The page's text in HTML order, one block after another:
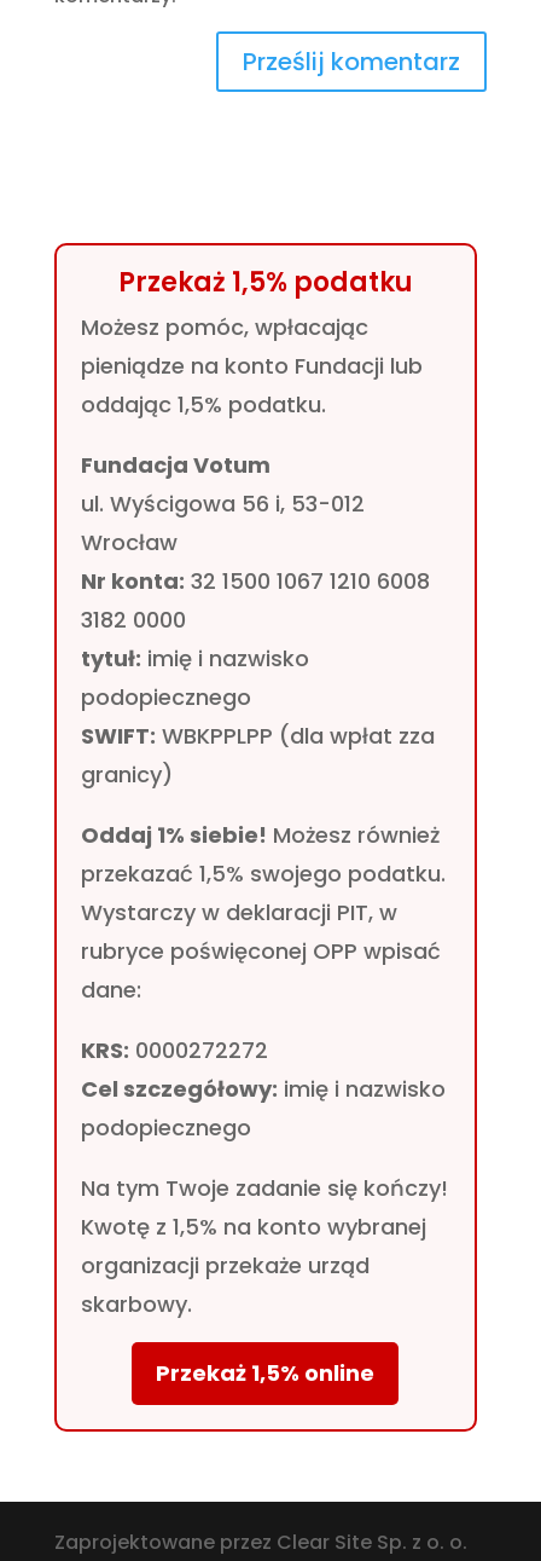
Przekaż 1,5% podatku
Możesz pomóc, wpłacając
pieniądze na konto Fundacji lub
oddając 1,5% podatku.
Fundacja Votum
ul. Wyścigowa 56 i, 53-012
Wrocław
Nr konta: 32 1500 1067 1210 6008
3182 0000
tytuł: imię i nazwisko
podopiecznego
SWIFT: WBKPPLPP (dla wpłat zza
granicy)
Oddaj 1% siebie! Możesz również
przekazać 1,5% swojego podatku.
Wystarczy w deklaracji PIT, w
rubryce poświęconej OPP wpisać
dane:
KRS: 0000272272
Cel szczegółowy: imię i nazwisko
podopiecznego
Na tym Twoje zadanie się kończy!
Kwotę z 1,5% na konto wybranej
organizacji przekaże urząd
skarbowy.
Przekaż 1,5% online